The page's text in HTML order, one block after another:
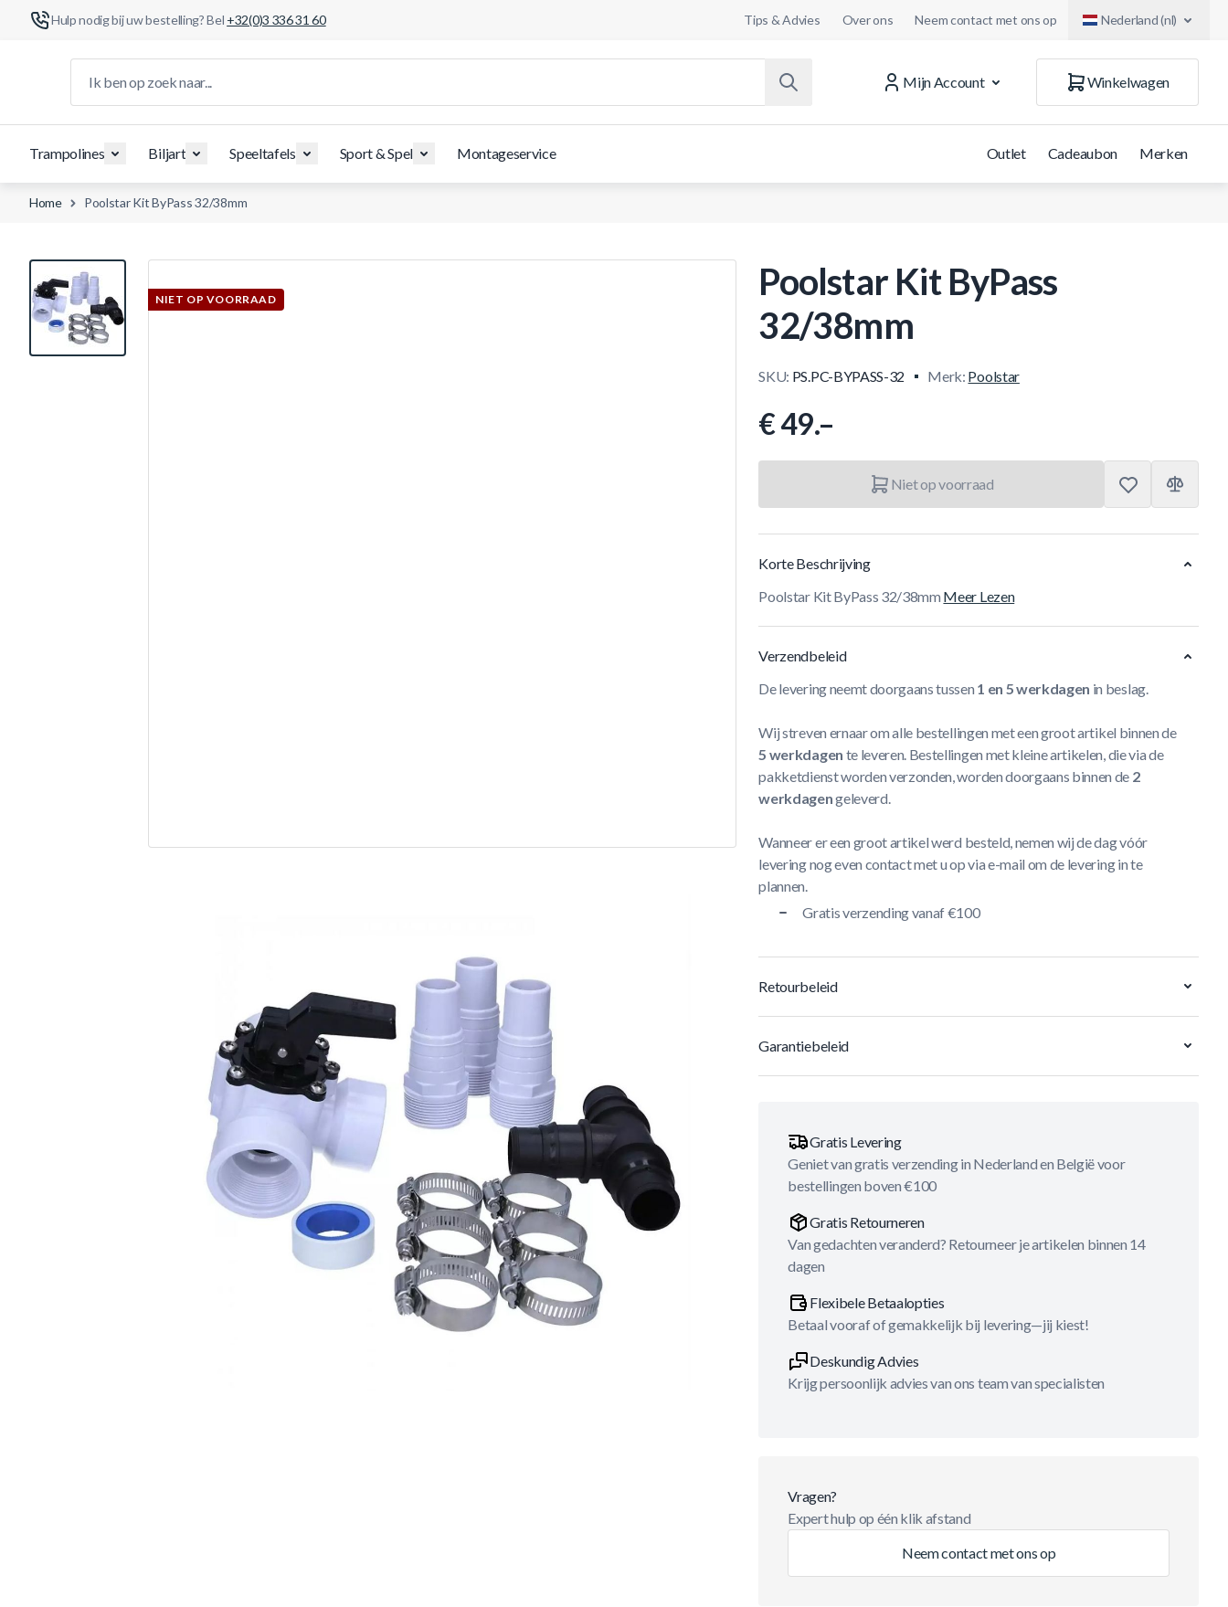
Hulp nodig bij uw bestelling? Bel +32(0)3 336 31 60 Tips & Advies Over ons Neem contact met ons op Nederland (nl)
Mijn Account
Winkelwagen
Trampolines Biljart Speeltafels Sport & Spel Montageservice Outlet Cadeaubon Merken
Home Poolstar Kit ByPass 32/38mm
NIET OP VOORRAAD
View larger image
Poolstar Kit ByPass
32/38mm
SKU: PS.PC-BYPASS-32 Merk: Poolstar
€ 49.–
Niet op voorraad
Korte Beschrijving
Poolstar Kit ByPass 32/38mm Meer Lezen
Verzendbeleid
De levering neemt doorgaans tussen 1 en 5 werkdagen in beslag.
Wij streven ernaar om alle bestellingen met een groot artikel binnen de
5 werkdagen te leveren. Bestellingen met kleine artikelen, die via de
pakketdienst worden verzonden, worden doorgaans binnen de 2
werkdagengeleverd.
Wanneer er een groot artikel werd besteld, nemen wij de dag vóór
levering nog even contact met u op via e-mail om de levering in te
plannen.
Gratis verzending vanaf €100
Retourbeleid
Garantiebeleid
Gratis Levering
Geniet van gratis verzending in Nederland en België voor
bestellingen boven €100
Gratis Retourneren
Van gedachten veranderd? Retourneer je artikelen binnen 14
dagen
Flexibele Betaalopties
Betaal vooraf of gemakkelijk bij levering—jij kiest!
Deskundig Advies
Krijg persoonlijk advies van ons team van specialisten
Vragen?
Expert hulp op één klik afstand
Neem contact met ons op